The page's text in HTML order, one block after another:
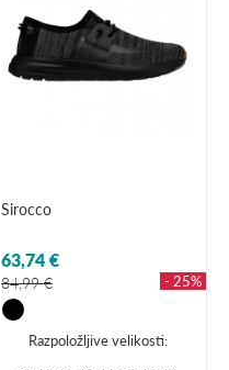
Sirocco
63,74 €
84,99 € - 25%
Razpoložljive velikosti: